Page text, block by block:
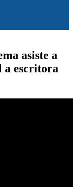
asiste a
a escritora